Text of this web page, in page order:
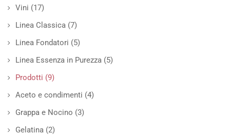
Vini (17)
Linea Classica (7)
Linea Fondatori (5)
Linea Essenza in Purezza (5)
Prodotti (9)
Aceto e condimenti (4)
Grappa e Nocino (3)
Gelatina (2)